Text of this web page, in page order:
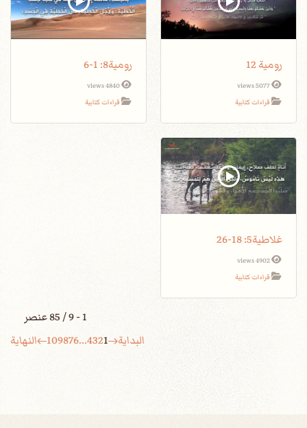
رومية 12
5077 views
قراءات كتابية
رومية8: 1-6
4840 views
قراءات كتابية
غلاطية5: 18-26
4902 views
قراءات كتابية
1 - 9 / 85 عنصر
البداية
1
2
3
4
...
6
7
8
9
10 النهاية